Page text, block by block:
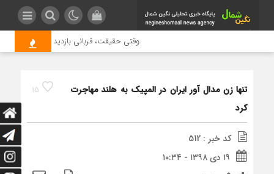
وقتی حقیقت، قربانی بازدید بیشتر می
15
تنها زن مدال آور ایران در المپیک به هلند مهاجرت
کرد
کد خبر : 512
۱۹ دی ۱۳۹۸ - ۱۰:۳۴